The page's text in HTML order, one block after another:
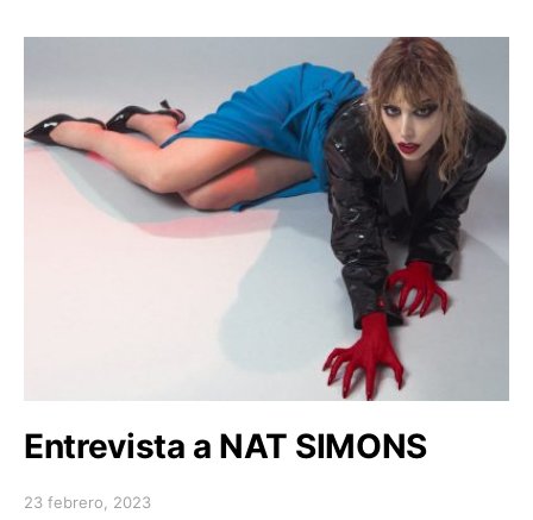
Entrevista a NAT SIMONS
Posted on
23 febrero, 2023